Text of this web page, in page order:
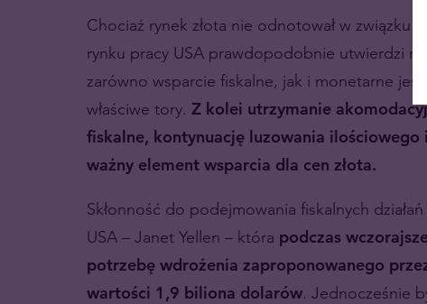
Chociaż rynek złota nie odnotował w związku
rynku pracy USA prawdopodobnie utwierdzi
zarówno wsparcie fiskalne, jak i monetarne
właściwe tory. Z kolei utrzymanie
fiskalne, kontynuację luzowania
ważny element wsparcia dla cen złota.
Skłonność do podejmowania fiskalnych
USA – Janet Yellen – która podczas
potrzebę wdrożenia zaproponowanego
wartości 1,9 biliona dolarów. Jednocześnie